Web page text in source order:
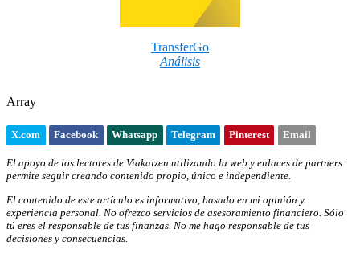
TransferGo
Análisis
Array
X.com Facebook Whatsapp Telegram Pinterest Email
El apoyo de los lectores de Viakaizen utilizando la web y enlaces de partners
permite seguir creando contenido propio, único e independiente.
El contenido de este artículo es informativo, basado en mi opinión y
experiencia personal. No ofrezco servicios de asesoramiento financiero. Sólo
tú eres el responsable de tus finanzas. No me hago responsable de tus
decisiones y consecuencias.